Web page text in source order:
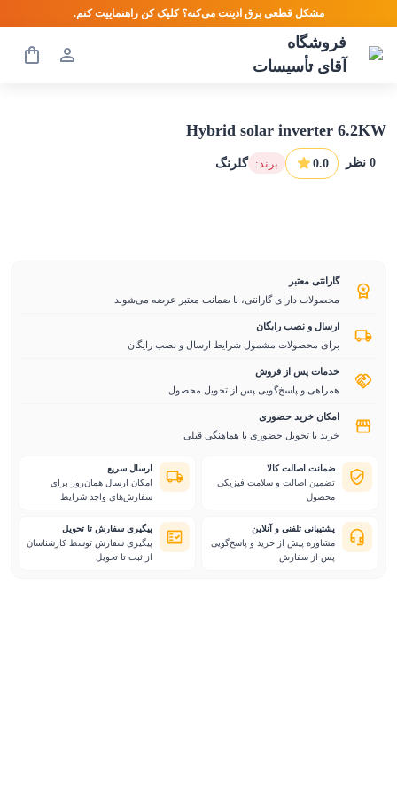
مشکل قطعی برق اذیتت می‌کنه؟ کلیک کن راهنماییت کنم.
فروشگاه
آقای تأسیسات
Hybrid solar inverter 6.2KW
گلرنگ :برند 0.0 0 نظر
گارانتی معتبر
محصولات دارای گارانتی، با ضمانت معتبر عرضه می‌شوند
ارسال و نصب رایگان
برای محصولات مشمول شرایط ارسال و نصب رایگان
خدمات پس از فروش
همراهی و پاسخ‌گویی پس از تحویل محصول
امکان خرید حضوری
خرید یا تحویل حضوری با هماهنگی قبلی
ضمانت اصالت کالا
تضمین اصالت و سلامت فیزیکی
محصول
ارسال سریع
امکان ارسال همان‌روز برای
سفارش‌های واجد شرایط
پشتیبانی تلفنی و آنلاین
مشاوره پیش از خرید و پاسخ‌گویی
پس از سفارش
پیگیری سفارش تا تحویل
پیگیری سفارش توسط کارشناسان
از ثبت تا تحویل